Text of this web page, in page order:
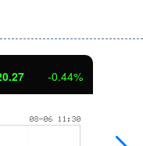
-4.29 -0.38%